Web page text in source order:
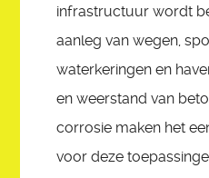
infrastructuur wordt
aanleg van wegen,
waterkeringen en
en weerstand van
corrosie maken het
voor deze